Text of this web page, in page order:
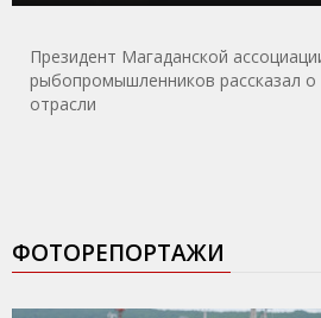
Президент Магаданской
рыбопромышленников рассказал о
отрасли
ФОТОРЕПОРТАЖИ